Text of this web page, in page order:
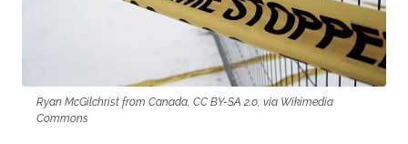
Ryan McGilchrist from Canada, CC BY-SA 2.0, via Wikimedia
Commons